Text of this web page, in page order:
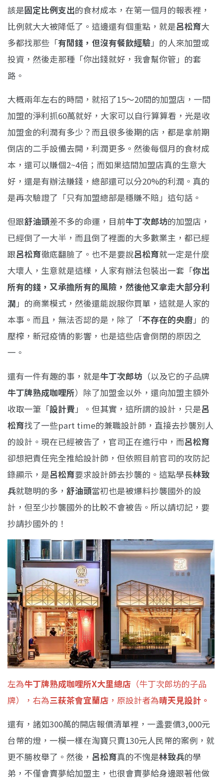
該是固定比例支出的食材成本，在第一個月的報表裡，
比例就大大被降低了。這邊還有個重點，就是呂松育大
多都找那些「有閒錢，但沒有餐飲經驗」的人來加盟或
投資，然後走那種「你出錢就好，我會幫你管」的套
路。
大概兩年左右的時間，就招了15～20間的加盟店，一間
加盟的淨利抓60萬就好，大家可以自行算算看，光是收
加盟金的利潤有多少？而且很多後期的店，都是拿前期
倒店的二手設備去開，利潤更多。然後每個月的食材成
本，還可以賺個2~4倍；而如果這間加盟店真的生意大
好，還是有辦法賺錢，總部還可以分20%的利潤。真的
是再次驗證了「只有加盟總部是穩賺不賠」這句話。
但跟舒油頭差不多的命運，目前牛丁次郎坊的加盟店，
已經倒了一大半，而且倒了裡面的大多數業主，都已經
跟呂松育徹底翻臉了。也不是要說呂松育就一定是什麼
大壞人，生意就是這樣，人家有辦法包裝出一套「你出
所有的錢，又承擔所有的風險，然後他又拿走大部分利
潤」的商業模式，然後還能說服你買單，這就是人家的
本事。而且，無法否認的是，除了「不存在的央廚」的
壓榨，新冠疫情的影響，也是這些店會倒閉的原因之
一。
還有一件有趣的事，就是牛丁次郎坊 （以及它的子品牌
牛丁牌熟成咖哩所）除了加盟金以外，還向加盟主額外
收取一筆「設計費」。但其實，這所謂的設計，只是呂
松育找了一些part time的兼職設計師，直接去抄襲別人
的設計。現在已經被告了，官司正在進行中，而呂松育
卻想把責任完全推給設計師，但依照目前官司的攻防記
錄顯示，是呂松育要求設計師去抄襲的。這點學長林致
兵就聰明的多， 舒油頭當初也是被爆料抄襲國外的設
計，但至少抄襲國外的比較不會被告。所以請切記，要
抄請抄國外的！
左為牛丁牌熟成咖哩所X大里總店 （牛丁次郎坊的子品
牌），右為三萩茶會宜蘭店 ，原設計者為晴天見設計。
還有，諸如300萬的開店報價清單裡，一盞要價3,000元
台幣的燈，一模一樣在淘寶只賣130元人民幣的案例，就
更不勝枚舉了。然後， 呂松育真的不愧是林致兵的學
弟，不僅會賣夢給加盟主，也很會賣夢給身邊跟著他做